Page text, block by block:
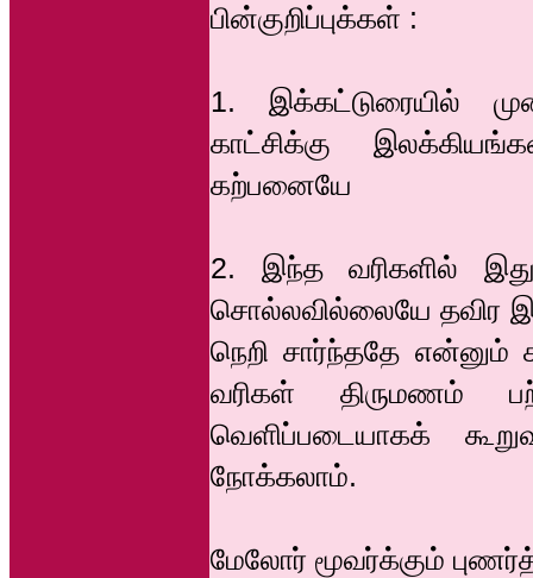
பின்குறிப்புக்கள் :
1. இக்கட்டுரையில்
காட்சிக்கு
கற்பனையே
2. இந்த வரிகளில்
சொல்லவில்லையே தவிர
நெறி சார்ந்ததே என்னும்
வரிகள் திருமணம்
வெளிப்படையாகக்
நோக்கலாம்.
மேலோர் மூவர்க்கும்